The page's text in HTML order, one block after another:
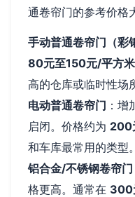
通卷帘门的参考价格
手动普通卷帘门（彩
80元至150元/平方米
高的仓库或临时性场
电动普通卷帘门 ：
启闭。价格约为 200
和车库最常用的类型。
铝合金/不锈钢卷帘门
格更高。通常在 300